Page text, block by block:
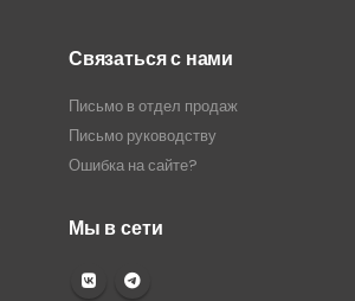
Связаться с нами
Письмо в отдел продаж
Письмо руководству
Ошибка на сайте?
Мы в сети